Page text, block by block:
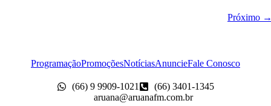
Próximo
ProgramaçãoPromoçõesNotíciasAnuncieFale Conosco
(66) 9 9909-1021
(66) 3401-1345
aruana@aruanafm.com.br